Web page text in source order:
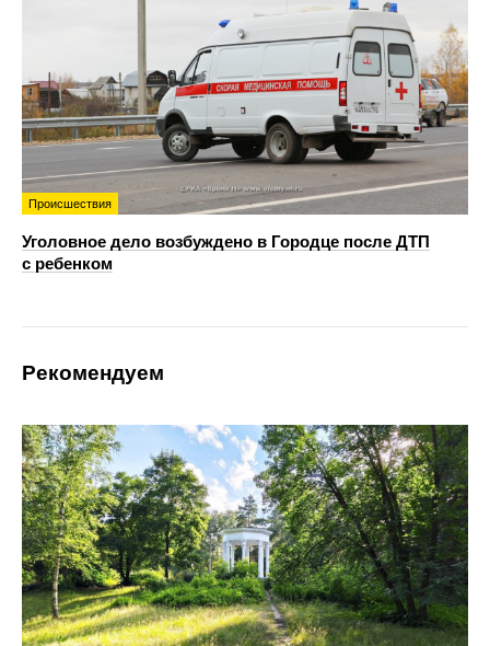
Происшествия
Уголовное дело возбуждено в Городце после ДТП
с ребенком
Рекомендуем